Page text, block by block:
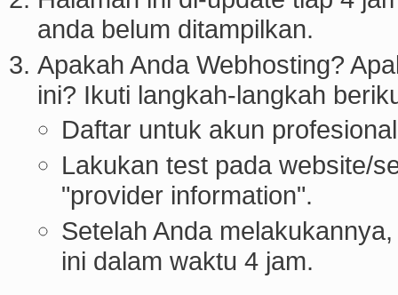
anda belum ditampilkan.
Apakah Anda Webhosting?
ini? Ikuti langkah-langkah
Daftar untuk akun
Lakukan test pada website/
"provider information".
Setelah Anda
ini dalam waktu 4 jam.